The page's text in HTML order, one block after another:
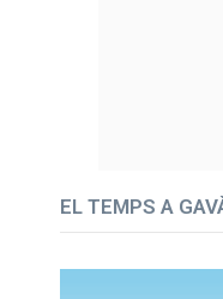
EL TEMPS A